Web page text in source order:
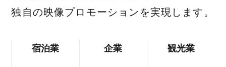
独自の映像プロモーションを実現します。
宿泊業 企業 観光業